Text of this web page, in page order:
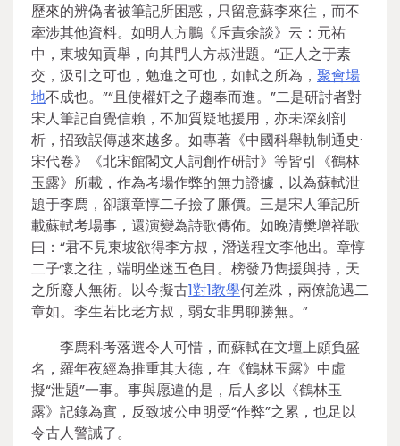
歷來的辨偽者被筆記所困惑，只留意蘇李來往，而不
牽涉其他資料。如明人方鵬《斥責余談》云：元祐
中，東坡知貢舉，向其門人方叔泄題。“正人之于素
交，汲引之可也，勉進之可也，如軾之所為， 聚會場
地不成也。”“且使權奸之子趨奉而進。”二是研討者對
宋人筆記自覺信賴，不加質疑地援用，亦未深刻剖
析，招致誤傳越來越多。如專著《中國科舉軌制通史·
宋代卷》《北宋館閣文人詞創作研討》等皆引《鶴林
玉露》所載，作為考場作弊的無力證據，以為蘇軾泄
題于李廌，卻讓章惇二子撿了廉價。三是宋人筆記所
載蘇軾考場事，還演變為詩歌傳佈。如晚清樊增祥歌
曰：“君不見東坡欲得李方叔，潛送程文李他出。章惇
二子懷之往，端明坐迷五色目。榜發乃雋援與持，天
之所廢人無術。以今擬古1對1教學何差殊，兩僚詭遇二
章如。李生若比老方叔，弱女非男聊勝無。”
李廌科考落選令人可惜，而蘇軾在文壇上頗負盛
名，羅年夜經為推重其大德，在《鶴林玉露》中虛
擬“泄題”一事。事與愿違的是，后人多以《鶴林玉
露》記錄為實，反致坡公申明受“作弊”之累，也足以
令古人警誡了。